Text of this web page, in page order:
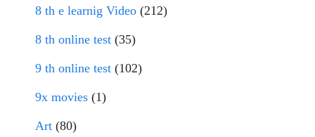
8 th e learnig Video (212)
8 th online test (35)
9 th online test (102)
9x movies (1)
Art (80)